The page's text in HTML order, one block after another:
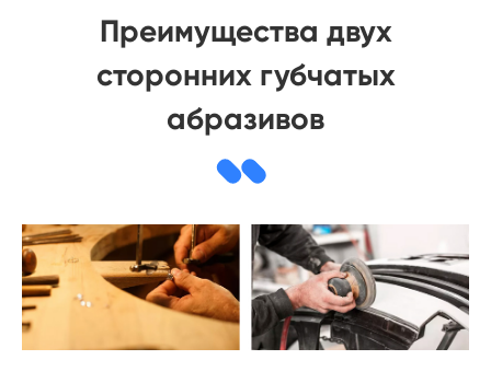
Преимущества двух
сторонних губчатых
абразивов